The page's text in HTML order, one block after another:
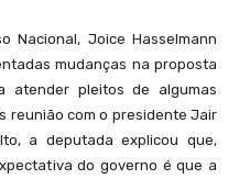
Nacional, Joice Hasselmann
mudanças na proposta
atender pleitos de algumas
reunião com o presidente Jair
a deputada explicou que,
do governo é que a